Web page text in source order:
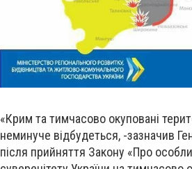
«Крим та тимчасово окуповані
неминуче відбудеться, -зазначив
після прийняття Закону «Про